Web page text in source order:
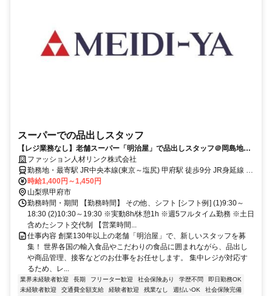
スーパーでの品出しスタッフ
【レジ業務なし】老舗スーパー「明治屋」で品出しスタッフ＠岡島地下
1階(ココリ)｜未経験OK！前払いあり
ファッション人材リンク株式会社
勤務地・最寄駅 JR中央本線(東京～塩尻) 甲府駅 徒歩9分 JR身延線 甲
府駅 徒歩9分 JR身延線 金手駅 徒歩12分
時給1,400円～1,450円
山梨県甲府市
勤務時間・期間 【勤務時間】 その他、シフト [シフト例] (1)9:30～
18:30 (2)10:30～19:30 ※実動8h/休憩1h ※週5フルタイム勤務 ※土日
含めたシフト交代制 【営業時間...
仕事内容 創業130年以上の老舗「明治屋」で、新しいスタッフを募
集！ 世界各国の輸入食品やこだわりの食品に囲まれながら、品出し
や商品管理、接客などのお仕事をお任せします。 集中レジが対応す
るため、レ...
業界未経験者歓迎 長期 フリーター歓迎 社会保険あり 学歴不問
即日勤務OK
未経験者歓迎
交通費全額支給 経験者歓迎 残業なし 週払いOK
社会保険完備